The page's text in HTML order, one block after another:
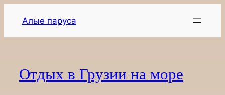
содержимому
Алые паруса
Отдых в Грузии на море